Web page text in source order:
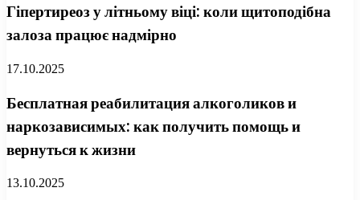
Гіпертиреоз у літньому віці: коли щитоподібна
залоза працює надмірно
17.10.2025
Бесплатная реабилитация алкоголиков и
наркозависимых: как получить помощь и
вернуться к жизни
13.10.2025